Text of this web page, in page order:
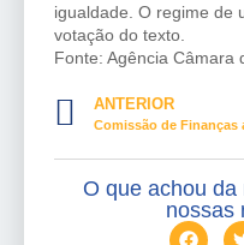
igualdade. O regime de
votação do texto.
Fonte: Agência Câmara
ANTERIOR
O que achou
nossas